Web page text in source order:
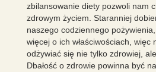
zbilansowanie diety pozwoli nam
zdrowym życiem. Staranniej
naszego codziennego
więcej o ich właściwościach, więc
odżywiać się nie tylko zdrowiej,
Dbałość o zdrowie powinna być